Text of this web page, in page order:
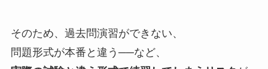
そのため、過去問演習ができない、
問題形式が本番と違う──など、